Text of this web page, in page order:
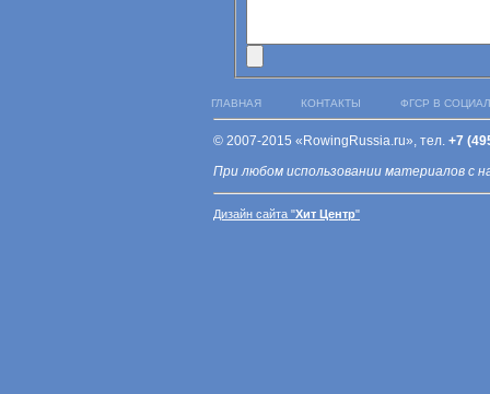
ГЛАВНАЯ КОНТАКТЫ ФГСР В
© 2007-2015 «RowingRussia.ru», тел. +7
При любом использовании материалов с
Дизайн сайта "Хит Центр"